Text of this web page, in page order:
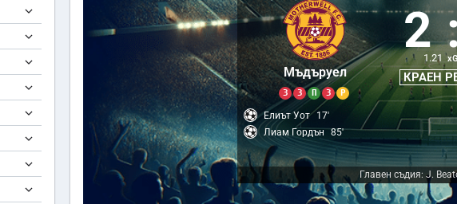
Мъдъруел
З З П З Р
21.21 xG
КРАЕН
Елиът Уот
17'
Лиам Гордън 85'
Главен съдия: J.